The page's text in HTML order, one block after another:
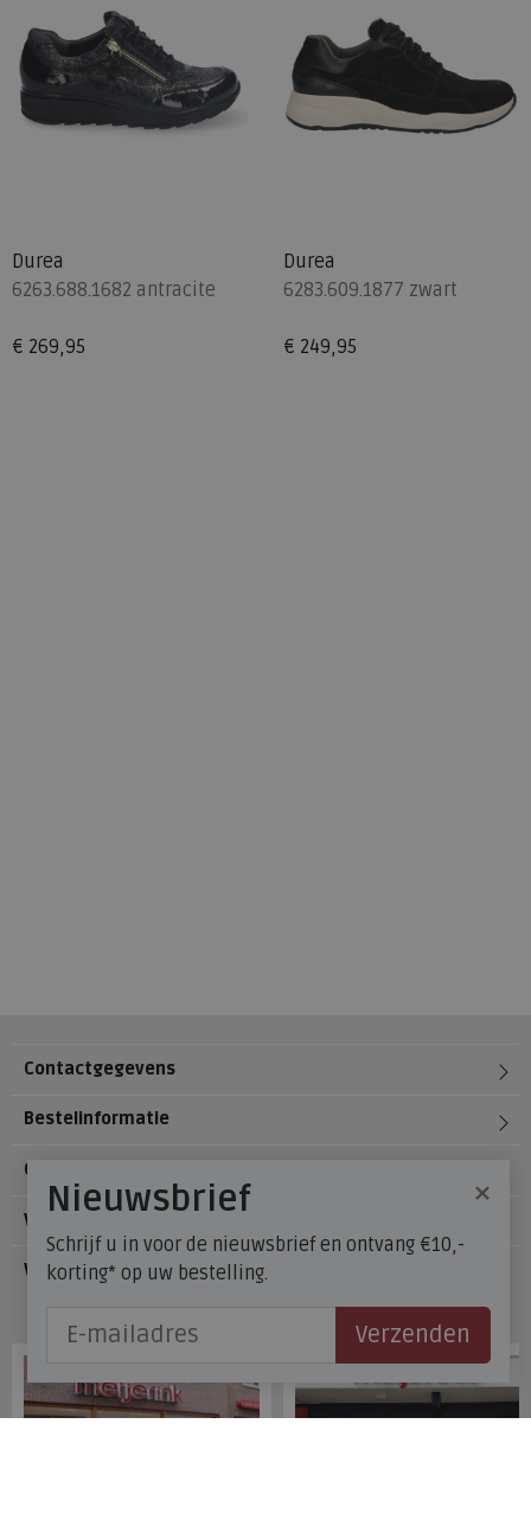
Durea
6263.688.1682 antracite
€ 269,95
Durea
6283.609.1877 zwart
€ 249,95
Contactgegevens
Bestelinformatie
Over Meijerink Schoenen
Voetzorg
Veelgestelde vragen
×
Nieuwsbrief
Schrijf u in voor de nieuwsbrief en ontvang €10,-
korting* op uw bestelling.
Verzenden